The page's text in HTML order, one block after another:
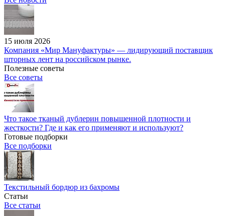
15 июля 2026
Компания «Мир Мануфактуры» — лидирующий поставщик
шторных лент на российском рынке.
Полезные советы
Все советы
Что такое тканый дублерин повышенной плотности и
жесткости? Где и как его применяют и используют?
Готовые подборки
Все подборки
Текстильный бордюр из бахромы
Статьи
Все статьи